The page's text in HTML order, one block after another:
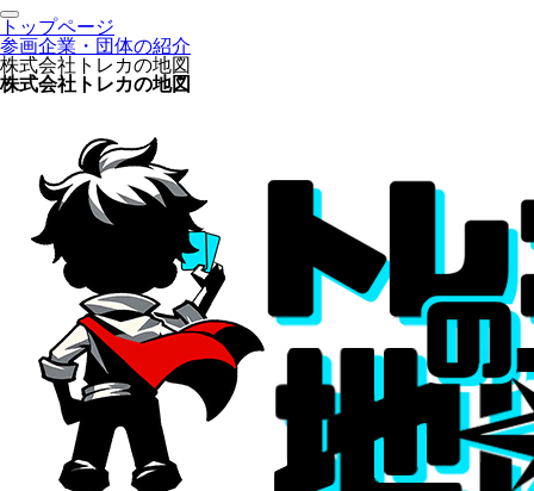
トップページ
参画企業・団体の紹介
株式会社トレカの地図
株式会社トレカの地図